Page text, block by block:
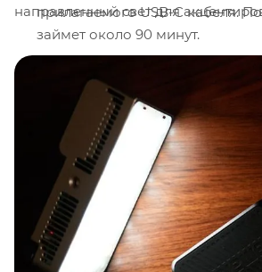
направленный свет для
прилагаемого USB-C кабеля.
займет около 90 минут.
используя адаптер Lock to Cold
1/4"-20 на основании прибора.
Для получения мягкого света
диффузор Dome Diffuser,
магнитному креплению на
осветителя.
Если требуется направленный
30-градусную сетку управления